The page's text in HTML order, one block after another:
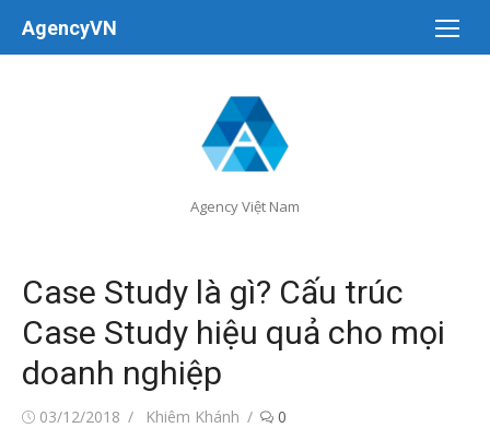
Agency Việt Nam
AgencyVN
Case Study là gì? Cấu trúc
Case Study hiệu quả cho mọi
doanh nghiệp
Đăng03/12/2018
Tác
Khiêm Khánh 0